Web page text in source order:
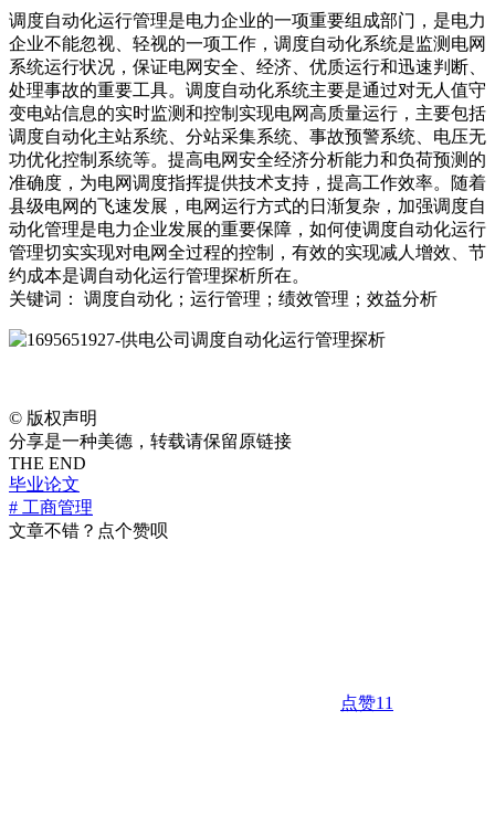
调度自动化运行管理是电力企业的一项重要组成部门，是电力
企业不能忽视、轻视的一项工作，调度自动化系统是监测电网
系统运行状况，保证电网安全、经济、优质运行和迅速判断、
处理事故的重要工具。调度自动化系统主要是通过对无人值守
变电站信息的实时监测和控制实现电网高质量运行，主要包括
调度自动化主站系统、分站采集系统、事故预警系统、电压无
功优化控制系统等。提高电网安全经济分析能力和负荷预测的
准确度，为电网调度指挥提供技术支持，提高工作效率。随着
县级电网的飞速发展，电网运行方式的日渐复杂，加强调度自
动化管理是电力企业发展的重要保障，如何使调度自动化运行
管理切实实现对电网全过程的控制，有效的实现减人增效、节
约成本是调自动化运行管理探析所在。
关键词： 调度自动化；运行管理；绩效管理；效益分析
© 版权声明
分享是一种美德，转载请保留原链接
THE END
毕业论文
# 工商管理
文章不错？点个赞呗
点赞11